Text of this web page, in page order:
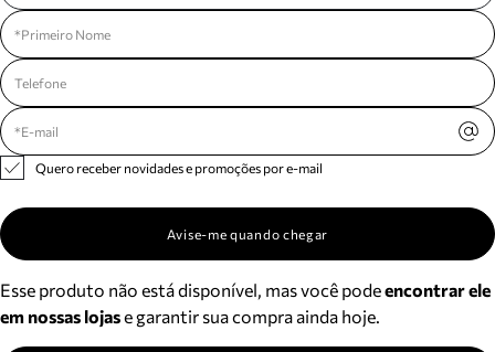
Quero receber novidades e promoções por e-mail
Avise-me quando chegar
Esse produto não está disponível, mas você podeencontrar ele
em nossas lojase garantir sua compra ainda hoje.